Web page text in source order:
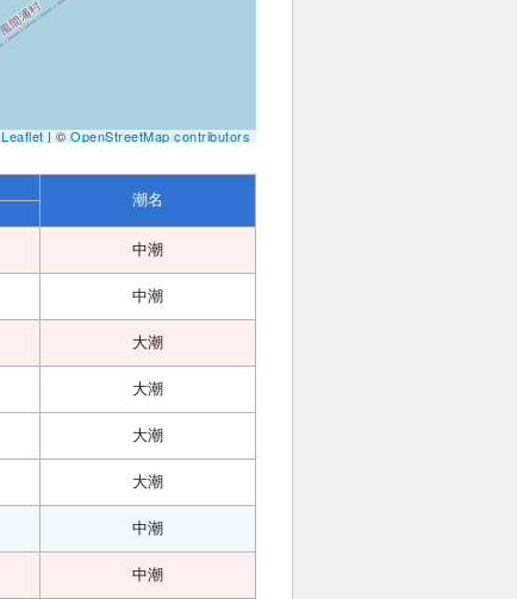
Leaflet| ©OpenStreetMap contributors
潮名
中潮
中潮
大潮
大潮
大潮
大潮
中潮
中潮